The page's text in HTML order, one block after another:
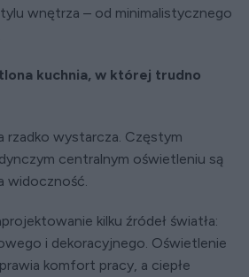
wnętrza – od minimalistycznego
kuchnia, w której trudno
rzadko wystarcza. Częstym
centralnym oświetleniu są
widoczność.
kilku źródeł światła:
i dekoracyjnego. Oświetlenie
komfort pracy, a ciepłe